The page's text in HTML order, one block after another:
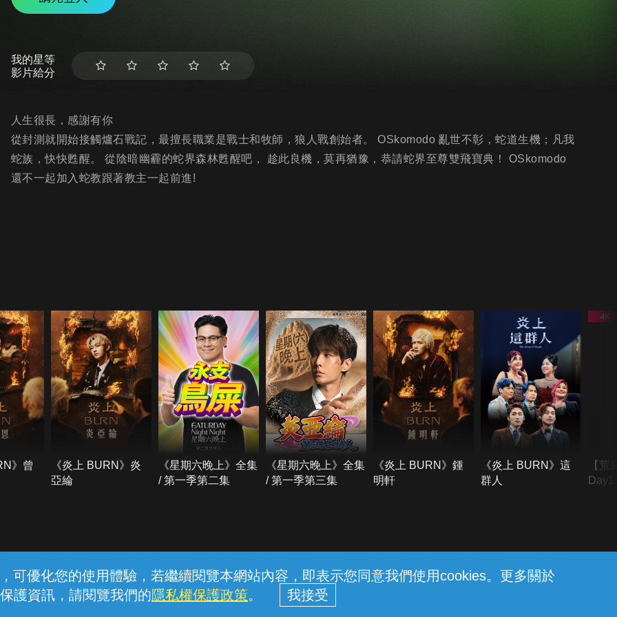
可優化您的使用體驗，若繼續閱覽本網站內容，即表示您同意我們使用cookies。更多關於
護資訊，請閱覽我們的隱私權保護政策。
我的星等
影片給分
人生很長，感謝有你
從封測就開始接觸爐石戰記，最擅長職業是戰士和牧師，狼人戰創始者。 OSkomodo 亂世不彰，蛇道生機；凡我
蛇族，快快甦醒。 從陰暗幽霾的蛇界森林甦醒吧， 趁此良機，莫再猶豫，恭請蛇界至尊雙飛寶典！ OSkomodo
還不一起加入蛇教跟著教主一起前進!
》曾
《炎上 BURN》炎
亞綸
《星期六晚上》全集
/ 第一季第二集
《星期六晚上》全集
/ 第一季第三集
《炎上 BURN》鍾
明軒
《炎上 BURN》這
群人
【荒
線上客服 服務條款 隱私權保護
中華電信股份有限公司個人家庭分公司 (統一編號：96979949) © 2026